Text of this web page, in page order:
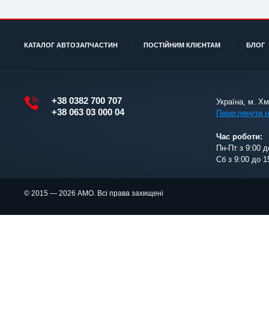
КАТАЛОГ АВТОЗАПЧАСТИН ПОСТІЙНИМ КЛІЄНТАМ БЛОГ
+38 0382 700 707
+38 063 03 000 04
Україна, м.
Переглянути
Час роботи:
Пн-Пт з 9:00
Сб з 9:00 до
© 2015 — 2026 АМО. Всі права захищені